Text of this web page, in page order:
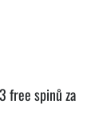
free spinů za